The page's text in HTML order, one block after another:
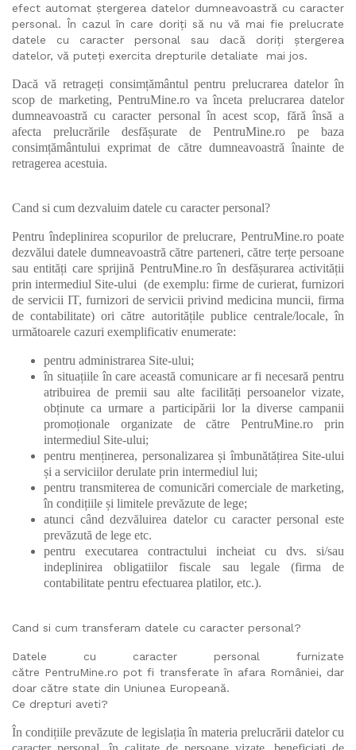
efect automat ștergerea datelor dumneavoastră cu caracter
personal. În cazul în care doriți să nu vă mai fie prelucrate
datele cu caracter personal sau dacă doriți ștergerea
datelor, vă puteți exercita drepturile detaliate mai jos.
Dacă vă retrageți consimțământul pentru prelucrarea datelor în
scop de marketing, PentruMine.ro va înceta prelucrarea datelor
dumneavoastră cu caracter personal în acest scop, fără însă a
afecta prelucrările desfășurate de PentruMine.ro pe baza
consimțământului exprimat de către dumneavoastră înainte de
retragerea acestuia.
Cand si cum dezvaluim datele cu caracter personal?
Pentru îndeplinirea scopurilor de prelucrare, PentruMine.ro poate
dezvălui datele dumneavoastră către parteneri, către terțe persoane
sau entități care sprijină PentruMine.ro în desfășurarea activității
prin intermediul Site-ului (de exemplu: firme de curierat, furnizori
de servicii IT, furnizori de servicii privind medicina muncii, firma
de contabilitate) ori către autoritățile publice centrale/locale, în
următoarele cazuri exemplificativ enumerate:
pentru administrarea Site-ului;
în situațiile în care această comunicare ar fi necesară pentru
atribuirea de premii sau alte facilități persoanelor vizate,
obținute ca urmare a participării lor la diverse campanii
promoționale organizate de către PentruMine.ro prin
intermediul Site-ului;
pentru menținerea, personalizarea și îmbunătățirea Site-ului
și a serviciilor derulate prin intermediul lui;
pentru transmiterea de comunicări comerciale de marketing,
în condițiile și limitele prevăzute de lege;
atunci când dezvăluirea datelor cu caracter personal este
prevăzută de lege etc.
pentru executarea contractului incheiat cu dvs. si/sau
indeplinirea obligatiilor fiscale sau legale (firma de
contabilitate pentru efectuarea platilor, etc.).
Cand si cum transferam datele cu caracter personal?
Datele cu caracter personal furnizate
către PentruMine.ro pot fi transferate în afara României, dar
doar către state din Uniunea Europeană.
Ce drepturi aveti?
În condițiile prevăzute de legislația în materia prelucrării datelor cu